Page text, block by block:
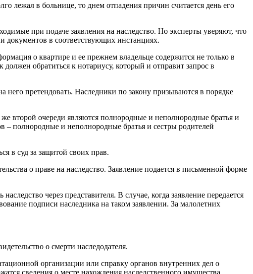
лежал в больнице, то днем отпадения причин считается день его
при подаче заявления на наследство. Но эксперты уверяют, что
документов в соответствующих инстанциях.
о квартире и ее прежнем владельце содержится не только в
обратиться к нотариусу, который и отправит запрос в
него претендовать. Наследники по закону призываются в порядке
второй очереди являются полнородные и неполнородные братья и
– полнородные и неполнородные братья и сестры родителей
в суд за защитой своих прав.
о праве на наследство. Заявление подается в письменной форме
через представителя. В случае, когда заявление передается
подписи наследника на таком заявлении. За малолетних
о смерти наследодателя.
организации или справку органов внутренних дел о
сведения о месте нахождения наследственного имущества,